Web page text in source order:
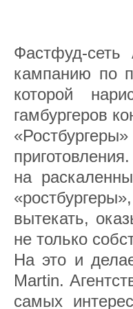
Фастфуд-сеть
кампанию по
которой
гамбургеров
на
вытекать,
не только
На это и
Martin.
самых